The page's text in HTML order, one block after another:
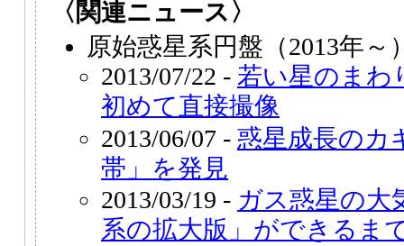
〈関連ニュース〉
原始惑星系円盤（2013年～
2013/07/22 - 若い星のまわ
初めて直接撮像
2013/06/07 - 惑星成長のカ
帯」を発見
2013/03/19 - ガス惑星の大
系の拡大版」ができるま